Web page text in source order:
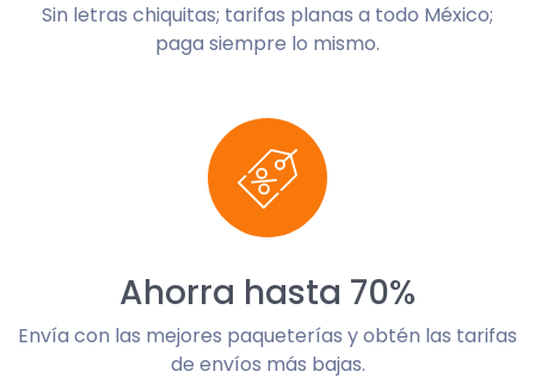
Sin letras chiquitas; tarifas planas a todo México;
paga siempre lo mismo.
Ahorra hasta 70%
Envía con las mejores paqueterías y obtén las tarifas
de envíos más bajas.